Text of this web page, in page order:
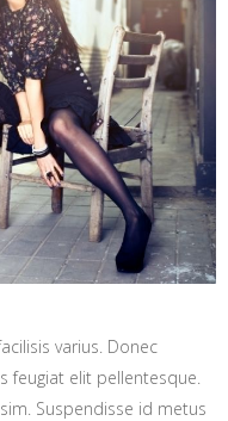
varius. Donec
feugiat elit pellentesque.
Suspendisse id metus